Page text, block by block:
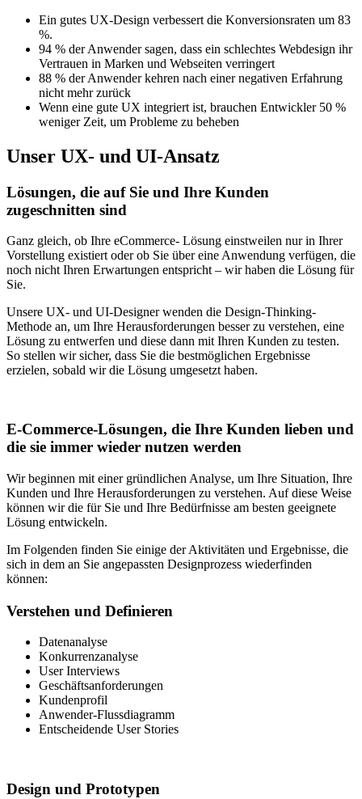
Ein gutes UX-Design verbessert die Konversionsraten um 83
%.
94 % der Anwender sagen, dass ein schlechtes Webdesign ihr
Vertrauen in Marken und Webseiten verringert
88 % der Anwender kehren nach einer negativen Erfahrung
nicht mehr zurück
Wenn eine gute UX integriert ist, brauchen Entwickler 50 %
weniger Zeit, um Probleme zu beheben
Unser UX- und UI-Ansatz
Lösungen, die auf Sie und Ihre Kunden
zugeschnitten sind
Ganz gleich, ob Ihre eCommerce- Lösung einstweilen nur in Ihrer
Vorstellung existiert oder ob Sie über eine Anwendung verfügen, die
noch nicht Ihren Erwartungen entspricht – wir haben die Lösung für
Sie.
Unsere UX- und UI-Designer wenden die Design-Thinking-
Methode an, um Ihre Herausforderungen besser zu verstehen, eine
Lösung zu entwerfen und diese dann mit Ihren Kunden zu testen.
So stellen wir sicher, dass Sie die bestmöglichen Ergebnisse
erzielen, sobald wir die Lösung umgesetzt haben.
E-Commerce-Lösungen, die Ihre Kunden lieben und
die sie immer wieder nutzen werden
Wir beginnen mit einer gründlichen Analyse, um Ihre Situation, Ihre
Kunden und Ihre Herausforderungen zu verstehen. Auf diese Weise
können wir die für Sie und Ihre Bedürfnisse am besten geeignete
Lösung entwickeln.
Im Folgenden finden Sie einige der Aktivitäten und Ergebnisse, die
sich in dem an Sie angepassten Designprozess wiederfinden
können:
Verstehen und Definieren
Datenanalyse
Konkurrenzanalyse
User Interviews
Geschäftsanforderungen
Kundenprofil
Anwender-Flussdiagramm
Entscheidende User Stories
Design und Prototypen